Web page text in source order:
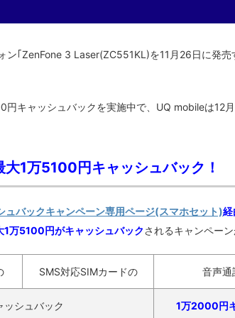
ン｢ZenFone 3 Laser(ZC551KL)を11月26日に発
キャッシュバックを実施中で、UQ mobileは12
1万5100円キャッシュバック！
ュバックキャンペーン専用ページ(スマホセット)
1万5100円がキャッシュバックされるキャンペーン
SMS対応SIMカードの 音声通
シュバック 1万2000円